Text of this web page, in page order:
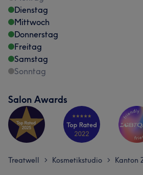
Dienstag
Mittwoch
Donnerstag
Freitag
Samstag
Sonntag
Salon Awards
Treatwell > Kosmetikstudio > Kanton